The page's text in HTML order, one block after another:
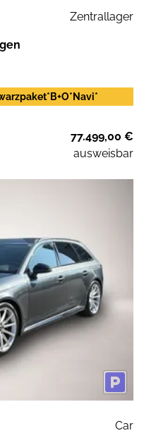
Zentrallager
77.499,00 €
ausweisbar
Car